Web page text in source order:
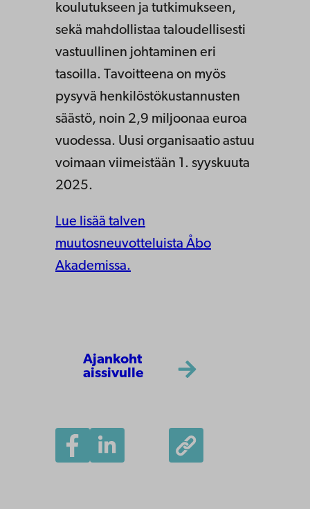
koulutukseen ja tutkimukseen,
sekä mahdollistaa taloudellisesti
vastuullinen johtaminen eri
tasoilla. Tavoitteena on myös
pysyvä henkilöstökustannusten
säästö, noin 2,9 miljoonaa euroa
vuodessa. Uusi organisaatio astuu
voimaan viimeistään 1. syyskuuta
2025.
Lue lisää talven
muutosneuvotteluista Åbo
Akademissa.
Ajankoht
aissivulle